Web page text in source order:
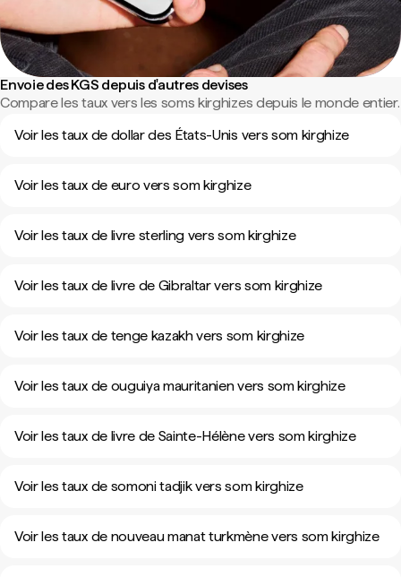
Envoie des KGS depuis d'autres devises
Compare les taux vers les soms kirghizes depuis le monde entier.
Voir les taux de dollar des États-Unis vers som kirghize
Voir les taux de euro vers som kirghize
Voir les taux de livre sterling vers som kirghize
Voir les taux de livre de Gibraltar vers som kirghize
Voir les taux de tenge kazakh vers som kirghize
Voir les taux de ouguiya mauritanien vers som kirghize
Voir les taux de livre de Sainte-Hélène vers som kirghize
Voir les taux de somoni tadjik vers som kirghize
Voir les taux de nouveau manat turkmène vers som kirghize